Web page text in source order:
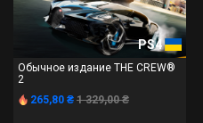
PS4
Обычное издание THE CREW®
2
265,80 ₴ 1 329,00 ₴